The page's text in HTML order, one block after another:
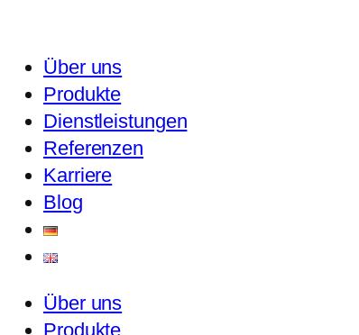
Über uns
Produkte
Dienstleistungen
Referenzen
Karriere
Blog
Über uns
Produkte